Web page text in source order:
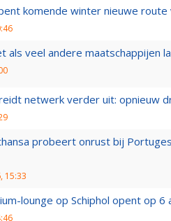
komende winter nieuwe
als veel andere maatschappijen
netwerk verder uit: opnieuw
probeert onrust bij
15:33
lounge op Schiphol opent op 6